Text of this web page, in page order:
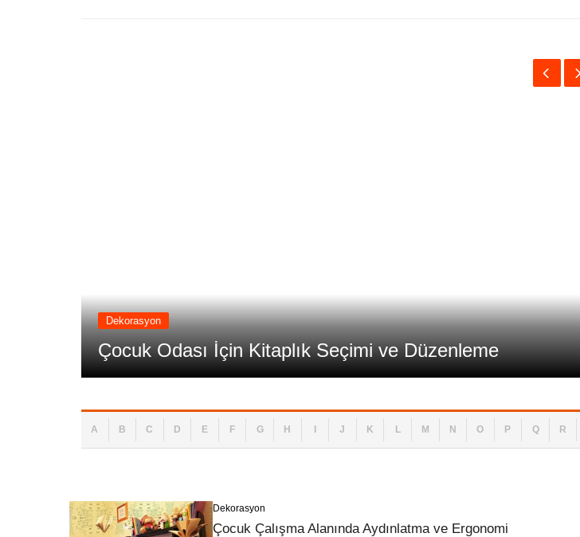
Dekorasyon
Çocuk Odası İçin Kitaplık Seçimi ve Düzenleme
A B C D E F G H J K L M N O P Q R
Dekorasyon
Çocuk Çalışma Alanında Aydınlatma ve Ergonomi